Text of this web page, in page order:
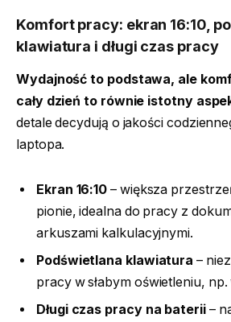
Komfort pracy: ekran 16:10,
klawiatura i długi czas pracy
Wydajność to podstawa, ale
cały dzień to równie istotny
detale decydują o jakości
laptopa.
Ekran 16:10 – większa
pionie, idealna do pracy z
arkuszami kalkulacyjnymi.
Podświetlana klawiatura –
pracy w słabym oświetleniu,
Długi czas pracy na baterii–